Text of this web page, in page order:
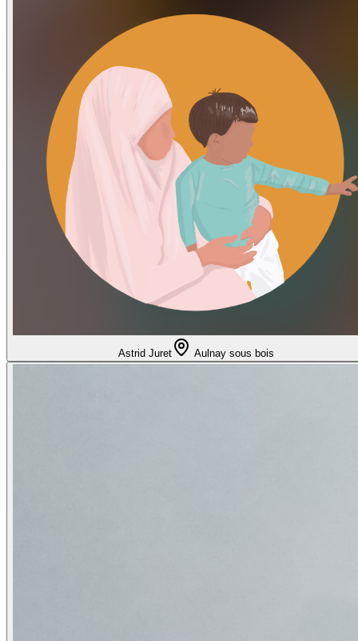
Astrid Juret Aulnay sous bois